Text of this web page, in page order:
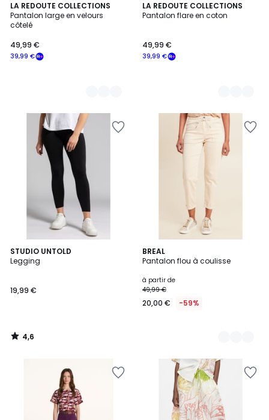
LA REDOUTE COLLECTIONS
Pantalon large en velours
côtelé
39,99 €
49,99 €
3
Couleurs
LA REDOUTE COLLECTIONS
Pantalon flare en coton
39,99 €
49,99 €
2
Couleurs
STUDIO UNTOLD
Legging
19,99 €
4,6
/ 5
4,6
/
BREAL
Pantalon flou à coulisse
à partir de
49,99 €
20,00 € -59%
11
Couleurs